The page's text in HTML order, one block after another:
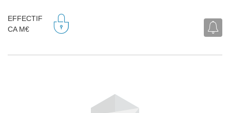
EFFECTIF
CA M€